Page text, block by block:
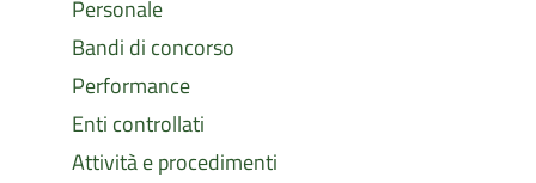
Personale
Bandi di concorso
Performance
Enti controllati
Attività e procedimenti